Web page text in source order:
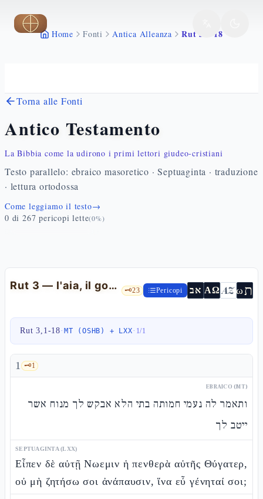
Vai al contenuto principale
Home Fonti Antica Alleanza Rut 3 1 18
Torna alle Fonti
Antico Testamento
La Bibbia come la udirono i primi lettori giudeo-cristiani
Testo parallelo: ebraico masoretico · Septuaginta · traduzione
· lettura ortodossa
Come leggiamo il testo→
0 di 267 pericopi lette(0%)
Rut 3 — l'aia, il goèl e la geʾullàh 🗝️23 Pericopi אב ΑΩ AZωת
Rut 3,1-18· MT (OSHB) + LXX· 1/1
1 🗝️1
EBRAICO (MT)
ותאמר לה נעמי חמותה בתי הלא אבקש לך מנוח אשר
ייטב לך
SEPTUAGINTA (LXX)
Εἶπεν δὲ αὐτῇ Νωεμιν ἡ πενθερὰ αὐτῆς Θύγατερ,
οὐ μὴ ζητήσω σοι ἀνάπαυσιν, ἵνα εὖ γένηταί σοι;